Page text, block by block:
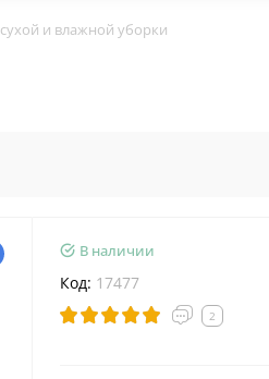
и влажной уборки
В наличии
Код: 17477
2